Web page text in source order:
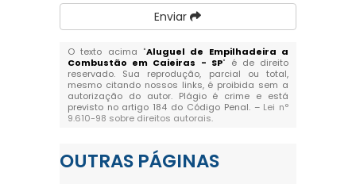
Enviar
O texto acima "Aluguel de Empilhadeira a
Combustão em Caieiras - SP" é de direito
reservado. Sua reprodução, parcial ou total,
mesmo citando nossos links, é proibida sem a
autorização do autor. Plágio é crime e está
previsto no artigo 184 do Código Penal. – Lei n°
9.610-98 sobre direitos autorais.
OUTRAS PÁGINAS